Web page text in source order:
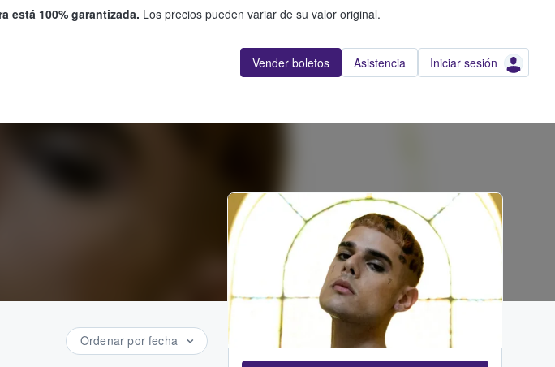
está 100% garantizada. Los precios pueden variar de su valor original.
Vender boletos Asistencia Iniciar sesión
Ordenar por fecha